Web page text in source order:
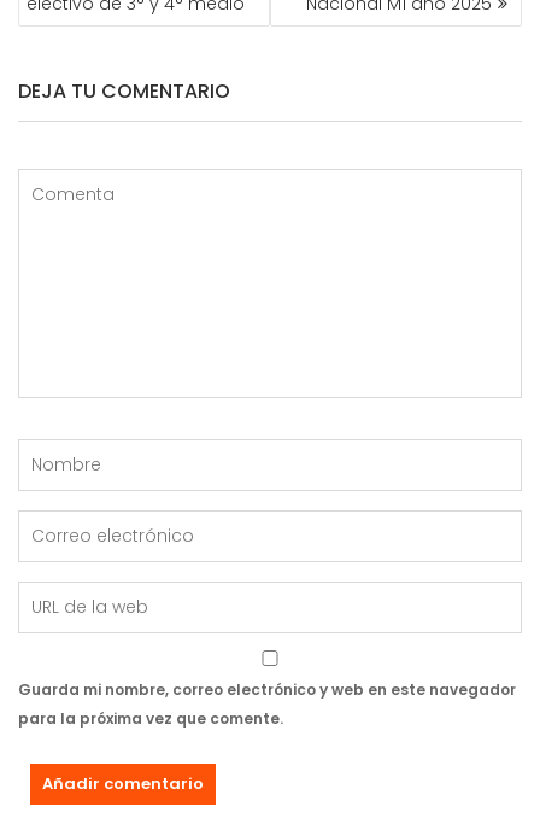
ENTRADAS
DEJA TU COMENTARIO
Guarda mi nombre, correo electrónico y web en este navegador
para la próxima vez que comente.